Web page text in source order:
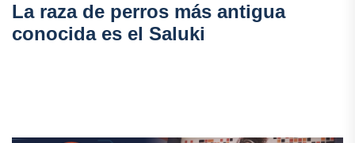
La raza de perros más antigua
conocida es el Saluki